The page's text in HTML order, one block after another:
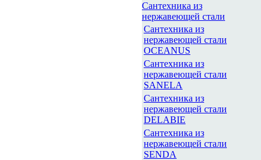
Сантехника из
нержавеющей стали
Сантехника из
нержавеющей стали
OCEANUS
Сантехника из
нержавеющей стали
SANELA
Сантехника из
нержавеющей стали
DELABIE
Сантехника из
нержавеющей стали
SENDA